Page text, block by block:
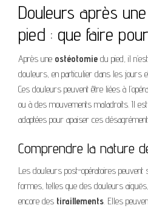
Douleurs après
pied : que faire
Après une ostéotomie du pied, il
douleurs, en particulier dans les jours
Ces douleurs peuvent être liées à
ou à des mouvements maladroits. Il
adaptées pour apaiser ces
Comprendre la nature
Les douleurs post-opératoires
formes, telles que des douleurs
encore des tiraillements. Elles